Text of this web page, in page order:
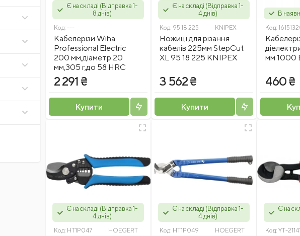
Є на складі (Відправка 1-
8 днів)
Код: ---
Кабелерізи Wiha
Professional Electric
200 мм,діаметр 20
мм,305 г,до 58 HRC
2 291 ₴
Купити
Є на складі (Відправка 1-
4 днів)
Код: 95 18 225 KNIPEX
Ножиці для різання
кабелів 225мм StepCut
XL 95 18 225 KNIPEX
3 562 ₴
Купити
В
Код:
мм 1000
460 ₴
Є на складі (Відправка 1-
4 днів)
Код: HT1P047 HOEGERT
Є на складі (Відправка 1-
4 днів)
Код: HT1P049 HOEGERT
Є на
Код: YT-21141